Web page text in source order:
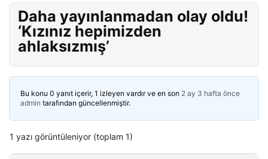
Daha yayınlanmadan olay oldu!
‘Kızınız hepimizden
ahlaksızmış’
Bu konu 0 yanıt içerir, 1 izleyen vardır ve en son 2 ay 3 hafta önce
admin tarafından güncellenmiştir.
1 yazı görüntüleniyor (toplam 1)